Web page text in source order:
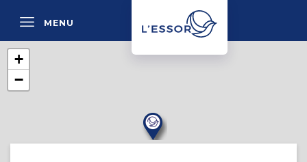
MENU
+
−